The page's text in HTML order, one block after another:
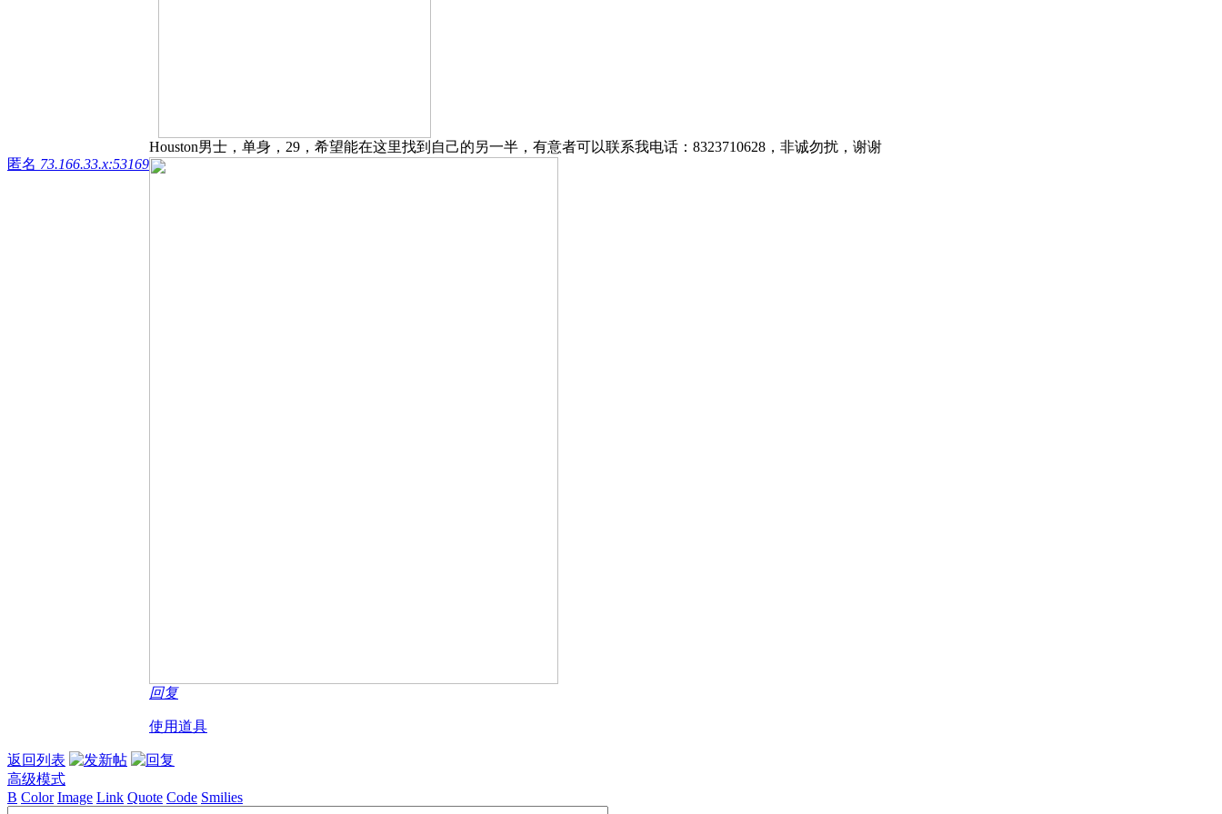
匿名 73.166.33.x:53169
Houston男士，单身，29，希望能在这里找到自己的另一半，有意者可以联系我电话：8323710628，非诚勿扰，谢谢
回复
使用道具
返回列表
高级模式
B Color Image Link Quote Code Smilies